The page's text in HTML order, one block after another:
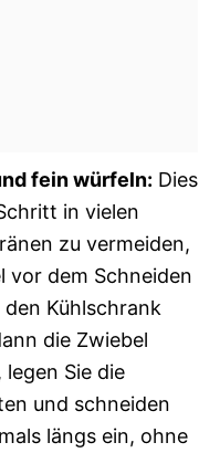
fein würfeln: Dies
in vielen
zu vermeiden,
vor dem Schneiden
Kühlschrank
die Zwiebel
Sie die
und schneiden
längs ein, ohne